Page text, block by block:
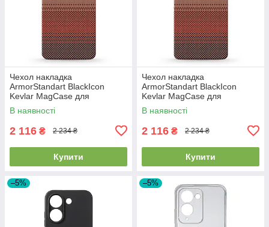
Чехол накладка
ArmorStandart BlackIcon
Kevlar MagCase для
Samsung S26 Plus Sunset
(ARM90157)
В наявності
2 116 ₴ 2 234 ₴
Купити
Чехол накладка
ArmorStandart BlackIcon
Kevlar MagCase для
Samsung S26 Ultra Sunset
(ARM90158)
В наявності
2 116 ₴ 2 234 ₴
Купити
–5% –5%